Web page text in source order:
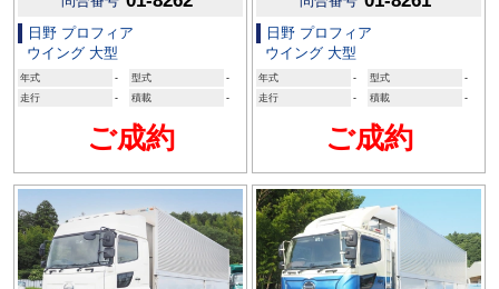
日野 プロフィア
ウイング 大型
年式 - 型式
-
走行
- 積載 -
ご成約
日野 プロフィア
ウイング 大型
年式 - 型式
-
走行
- 積載 -
ご成約